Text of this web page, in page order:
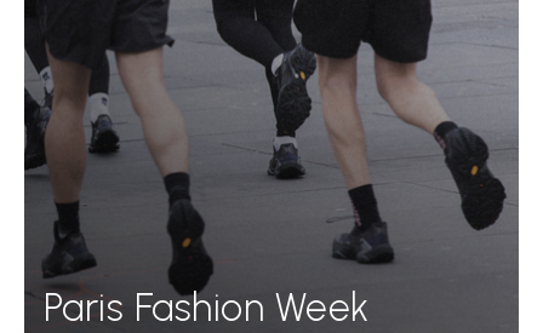
Paris Fashion Week